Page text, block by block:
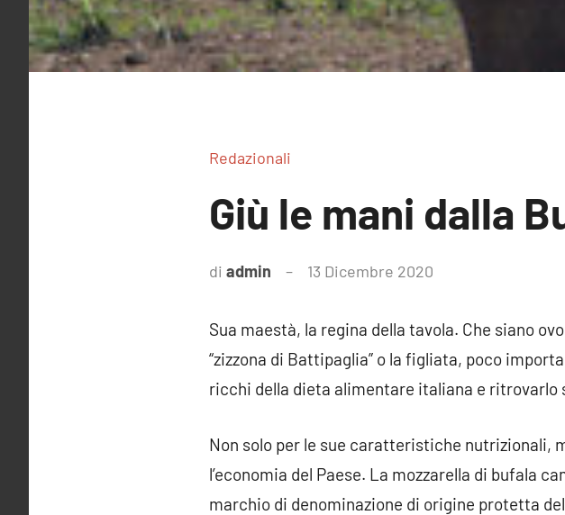
Redazionali
Giù le mani dalla
di admin 13 Dicembre 2020
Sua maestà, la regina della tavola. Che siano
“zizzona di Battipaglia” o la figliata, poco
ricchi della dieta alimentare italiana e ritrovarlo
Non solo per le sue caratteristiche nutrizionali,
l’economia del Paese. La mozzarella di bufala
marchio di denominazione di origine protetta